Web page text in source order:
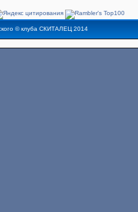
©клуба СКИТАЛЕЦ2014